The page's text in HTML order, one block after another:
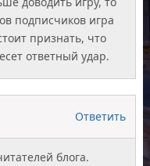
подписчиков игра
признать, что
ответный удар.
Ответить
блога.